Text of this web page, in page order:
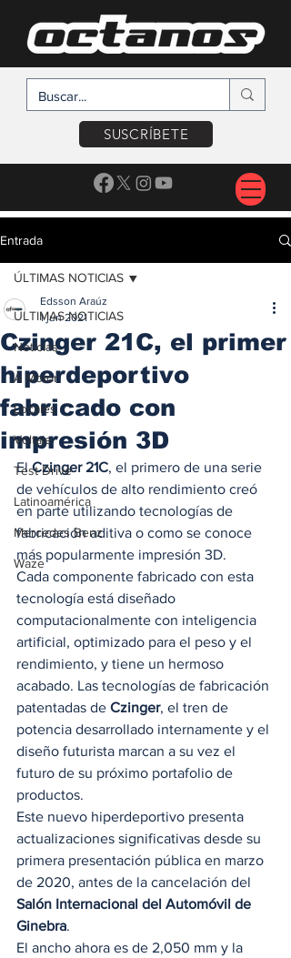
SUSCRÍBETE
Entrada
ÚLTIMAS NOTICIAS
Noticias
A Motor
Locales
Voltaje
Test Drive
Latinoamérica
Mercedes Benz
Waze
ÚLTIMAS NOTICIAS
Czinger 21C, el primer
hiperdeportivo
fabricado con
impresión 3D
Edsson Araúz
1 jun 2021
El Czinger 21C, el primero de una serie
de vehículos de alto rendimiento creó
en parte utilizando tecnologías de
fabricación aditiva o como se conoce
más popularmente impresión 3D.
Cada componente fabricado con esta
tecnología está diseñado
computacionalmente con inteligencia
artificial, optimizado para el peso y el
rendimiento, y tiene un hermoso
acabado. Las tecnologías de fabricación
patentadas de Czinger, el tren de
potencia desarrollado internamente y el
diseño futurista marcan a su vez el
futuro de su próximo portafolio de
productos.
Este nuevo hiperdeportivo presenta
actualizaciones significativas desde su
primera presentación pública en marzo
de 2020, antes de la cancelación del
Salón Internacional del Automóvil de
Ginebra.
El ancho ahora es de 2,050 mm y la